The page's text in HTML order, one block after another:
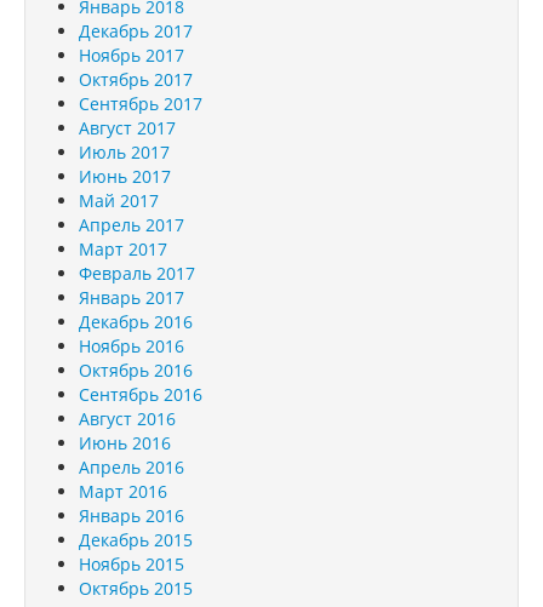
Январь 2018
Декабрь 2017
Ноябрь 2017
Октябрь 2017
Сентябрь 2017
Август 2017
Июль 2017
Июнь 2017
Май 2017
Апрель 2017
Март 2017
Февраль 2017
Январь 2017
Декабрь 2016
Ноябрь 2016
Октябрь 2016
Сентябрь 2016
Август 2016
Июнь 2016
Апрель 2016
Март 2016
Январь 2016
Декабрь 2015
Ноябрь 2015
Октябрь 2015